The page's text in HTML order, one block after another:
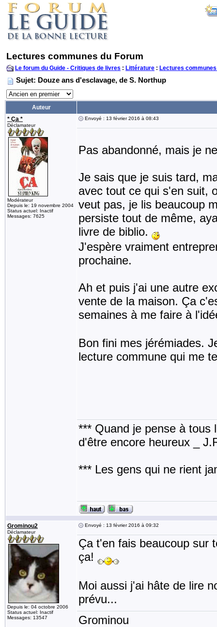
Lectures communes du Forum
Le forum du Guide - Critiques de livres : Littérature : Lectures
Sujet: Douze ans d'esclavage, de S. Northup
Auteur
* Ça *
Déclamateur
Modérateur
Depuis le: 19 novembre 2004
Status actuel: Inactif
Messages: 7625
Envoyé : 13 février 2016 à 08:43
Pas abandonné, mais je
Je sais que je suis tard,
avec tout ce qui s'en suit,
veut pas, je lis beaucoup
persiste tout de même,
livre de biblio.
J'espère vraiment
prochaine.
Ah et puis j'ai une autre
vente de la maison. Ça
semaines à me faire à
Bon fini mes jérémiades.
lecture commune qui me
*** Quand je pense à tous
d'être encore heureux _
*** Les gens qui ne rient
Grominou2
Déclamateur
Depuis le: 04 octobre 2006
Status actuel: Inactif
Messages: 13547
Envoyé : 13 février 2016 à 09:32
Ça t'en fais beaucoup sur
ça!
Moi aussi j'ai hâte de lire
prévu...
Grominou